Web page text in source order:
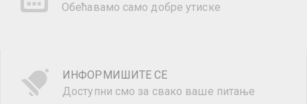
Обећавамо само добре утиске
ИНФОРМИШИТЕ СЕ
Доступни смо за свако ваше питање